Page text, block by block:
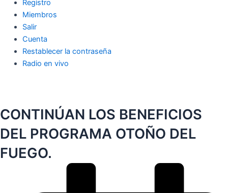
Registro
Miembros
Salir
Cuenta
Restablecer la contraseña
Radio en vivo
CONTINÚAN LOS BENEFICIOS
DEL PROGRAMA OTOÑO DEL
FUEGO.